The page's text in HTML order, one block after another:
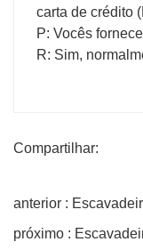
carta de crédito
P: Vocês
R: Sim,
Compartilhar:
anterior :
próximo :